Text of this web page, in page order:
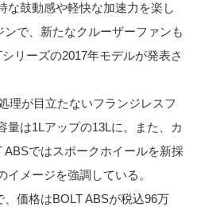
な鼓動感や軽快な加速力を楽し
で、新たなクルーザーファンも
リーズの2017年モデルが発表さ
理が目立たないフランジレスフ
量は1Lアップの13Lに。また、カ
ABSではスポークホイールを新採
メージを強調している。
価格はBOLT ABSが税込96万